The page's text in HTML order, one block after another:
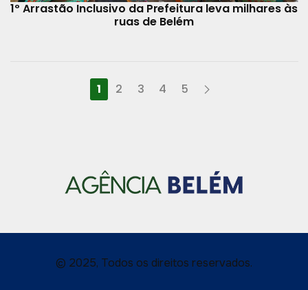
1º Arrastão Inclusivo da Prefeitura leva milhares às
ruas de Belém
1 2 3 4 5
© 2025, Todos os direitos reservados.